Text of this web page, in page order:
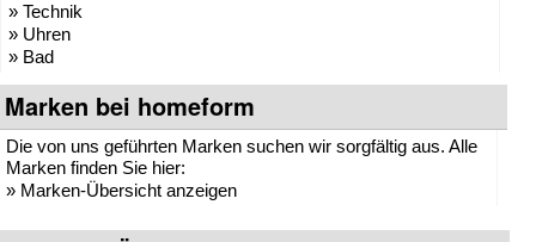
» Technik
» Uhren
» Bad
Marken bei homeform
Die von uns geführten Marken suchen wir sorgfältig aus. Alle
Marken finden Sie hier:
» Marken-Übersicht anzeigen